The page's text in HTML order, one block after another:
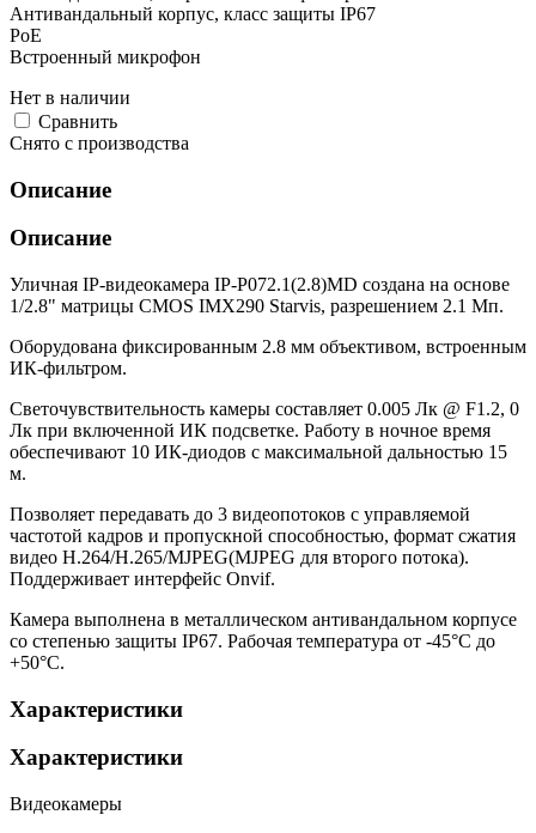
Антивандальный корпус, класс защиты IР67
PoE
Встроенный микрофон
Нет в наличии
Cравнить
Снято с производства
Описание
Описание
Уличная IP-видеокамера IP-P072.1(2.8)MD создана на основе
1/2.8" матрицы CMOS IMX290 Starvis, разрешением 2.1 Мп.
Оборудована фиксированным 2.8 мм объективом, встроенным
ИК-фильтром.
Светочувствительность камеры составляет 0.005 Лк @ F1.2, 0
Лк при включенной ИК подсветке. Работу в ночное время
обеспечивают 10 ИК-диодов с максимальной дальностью 15
м.
Позволяет передавать до 3 видеопотоков с управляемой
частотой кадров и пропускной способностью, формат сжатия
видео Н.264/H.265/MJPEG(MJPEG для второго потока).
Поддерживает интерфейс Onvif.
Камера выполнена в металлическом антивандальном корпусе
со степенью защиты IP67. Рабочая температура от -45°С до
+50°С.
Характеристики
Характеристики
Видеокамеры